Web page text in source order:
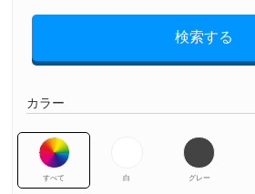
検索する
カラー
すべて 白 グレー